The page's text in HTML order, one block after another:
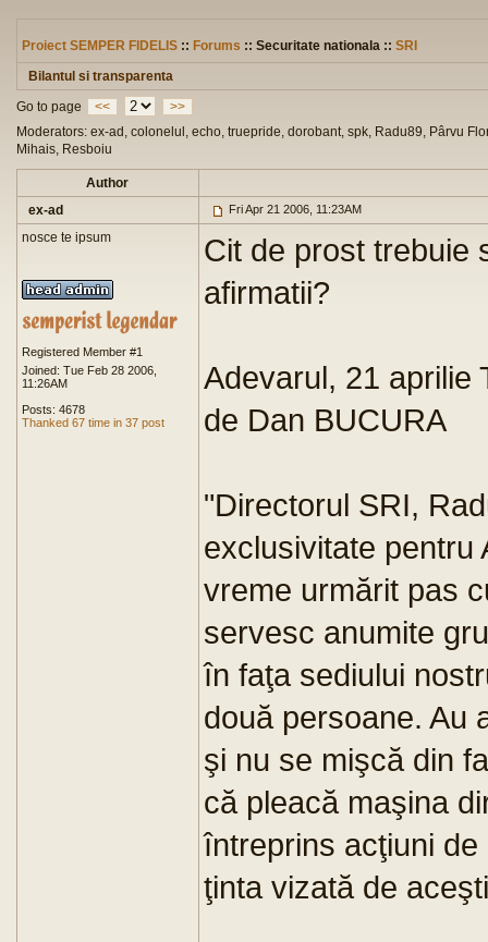
Proiect SEMPER FIDELIS :: Forums :: Securitate nationala :: SRI
Bilantul si transparenta
Go to page
<<
>>
Moderators: ex-ad, colonelul, echo, truepride, dorobant, spk, Radu89, Pârvu
Mihais, Resboiu
Author
ex-ad
Fri Apr 21 2006, 11:23AM
nosce te ipsum
Registered Member #1
Joined: Tue Feb 28 2006,
11:26AM
Posts: 4678
Thanked 67 time in 37 post
Cit de prost trebuie
afirmatii?
Adevarul, 21 aprilie
de Dan BUCURA
"Directorul SRI,
exclusivitate pentru
vreme urmărit pas
servesc anumite
în faţa sediului
două persoane. Au
şi nu se mişcă din
că pleacă maşina
întreprins acţiuni
ţinta vizată de